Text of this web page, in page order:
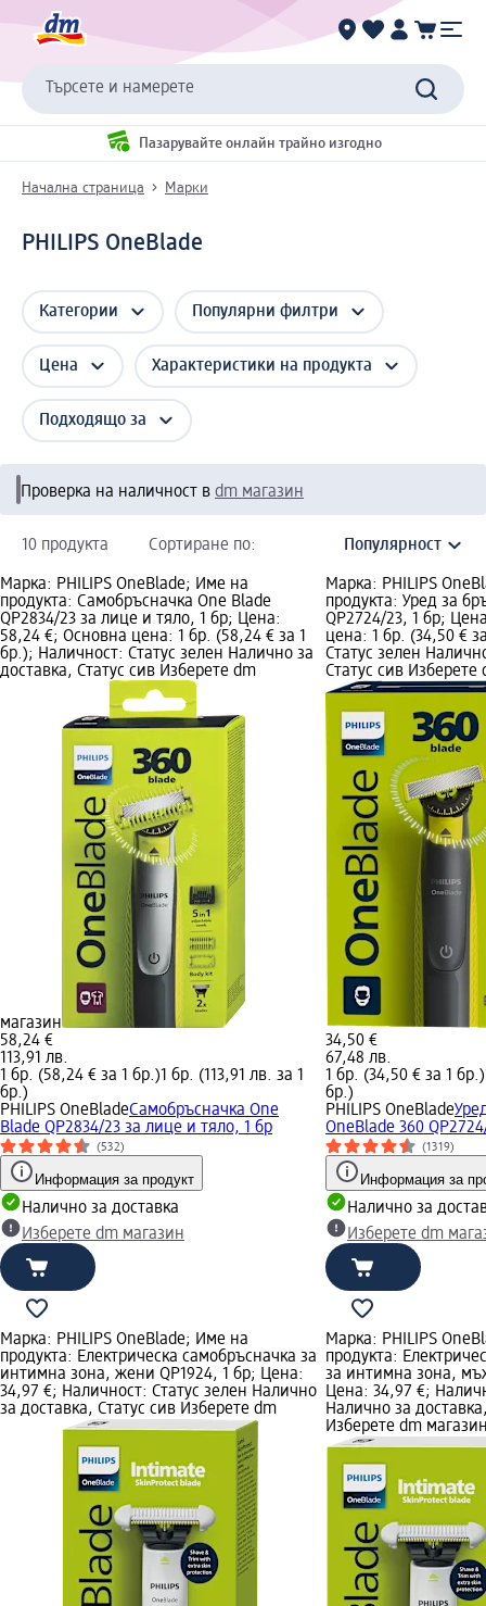
Търсете и намерете
Пазарувайте онлайн трайно изгодно
Начална страница Марки
PHILIPS OneBlade
Категории Популярни филтри
Цена Характеристики на продукта
Подходящо за
Проверка на наличност в dm магазин
10 продукта Сортиране по:
Марка: PHILIPS OneBlade; Име на
продукта: Самобръсначка One Blade
QP2834/23 за лице и тяло, 1 бр; Цена:
58,24 €; Основна цена: 1 бр. (58,24 € за 1
бр.); Наличност: Статус зелен Налично за
доставка, Статус сив Изберете dm
магазин
58,24 €
113,91 лв.
1 бр. (58,24 € за 1 бр.)1 бр. (113,91 лв. за 1
бр.)
PHILIPS OneBladeСамобръсначка One
Blade QP2834/23 за лице и тяло, 1 бр
(532)
Информация за продукт
Налично за доставка
Изберете dm магазин
Марка: PHILIPS
продукта: Уред за
QP2724/23, 1 бр;
цена: 1 бр. (34,50 €
Статус зелен
Статус сив Изберете
34,50 €
67,48 лв.
1 бр. (34,50 € за 1 бр.)
бр.)
PHILIPS OneBlade
OneBlade 360
(1319)
Информация за
Налично за
Изберете dm
Марка: PHILIPS OneBlade; Име на
продукта: Електрическa самобръсначка за
интимна зона, жени QP1924, 1 бр; Цена:
34,97 €; Наличност: Статус зелен Налично
за доставка, Статус сив Изберете dm
Марка: PHILIPS
продукта:
за интимна зона,
Цена: 34,97 €;
Налично за
Изберете dm